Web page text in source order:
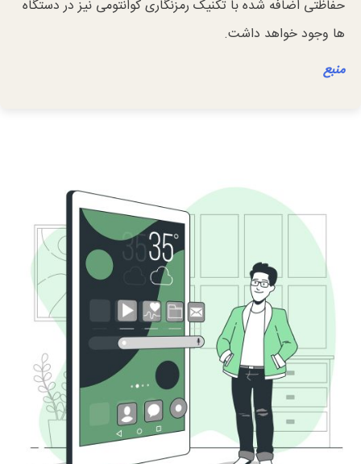
حفاظتی اضافه شده با تکنیک رمزنگاری کوانتومی نیز در دستگاه
ها وجود خواهد داشت.
منبع